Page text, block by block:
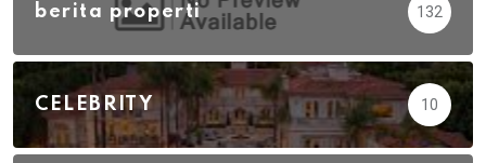
berita properti 132
CELEBRITY 10